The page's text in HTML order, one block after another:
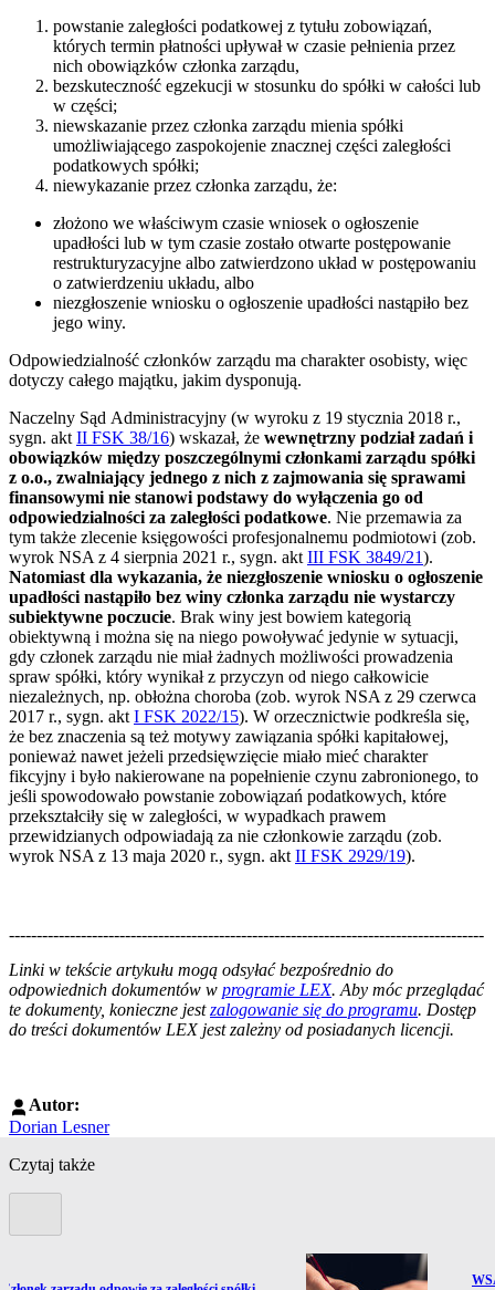
powstanie zaległości podatkowej z tytułu zobowiązań,
których termin płatności upływał w czasie pełnienia przez
nich obowiązków członka zarządu,
bezskuteczność egzekucji w stosunku do spółki w całości lub
w części;
niewskazanie przez członka zarządu mienia spółki
umożliwiającego zaspokojenie znacznej części zaległości
podatkowych spółki;
niewykazanie przez członka zarządu, że:
złożono we właściwym czasie wniosek o ogłoszenie
upadłości lub w tym czasie zostało otwarte postępowanie
restrukturyzacyjne albo zatwierdzono układ w postępowaniu
o zatwierdzeniu układu, albo
niezgłoszenie wniosku o ogłoszenie upadłości nastąpiło bez
jego winy.
Odpowiedzialność członków zarządu ma charakter osobisty, więc
dotyczy całego majątku, jakim dysponują.
Naczelny Sąd Administracyjny (w wyroku z 19 stycznia 2018 r.,
sygn. akt II FSK 38/16) wskazał, że wewnętrzny podział zadań i
obowiązków między poszczególnymi członkami zarządu spółki
z o.o., zwalniający jednego z nich z zajmowania się sprawami
finansowymi nie stanowi podstawy do wyłączenia go od
odpowiedzialności za zaległości podatkowe. Nie przemawia za
tym także zlecenie księgowości profesjonalnemu podmiotowi (zob.
wyrok NSA z 4 sierpnia 2021 r., sygn. akt III FSK 3849/21).
Natomiast dla wykazania, że niezgłoszenie wniosku o ogłoszenie
upadłości nastąpiło bez winy członka zarządu nie wystarczy
subiektywne poczucie. Brak winy jest bowiem kategorią
obiektywną i można się na niego powoływać jedynie w sytuacji,
gdy członek zarządu nie miał żadnych możliwości prowadzenia
spraw spółki, który wynikał z przyczyn od niego całkowicie
niezależnych, np. obłożna choroba (zob. wyrok NSA z 29 czerwca
2017 r., sygn. akt I FSK 2022/15). W orzecznictwie podkreśla się,
że bez znaczenia są też motywy zawiązania spółki kapitałowej,
ponieważ nawet jeżeli przedsięwzięcie miało mieć charakter
fikcyjny i było nakierowane na popełnienie czynu zabronionego, to
jeśli spowodowało powstanie zobowiązań podatkowych, które
przekształciły się w zaległości, w wypadkach prawem
przewidzianych odpowiadają za nie członkowie zarządu (zob.
wyrok NSA z 13 maja 2020 r., sygn. akt II FSK 2929/19).
--------------------------------------------------------------------------------------
Linki w tekście artykułu mogą odsyłać bezpośrednio do
odpowiednich dokumentów w programie LEX. Aby móc przeglądać
te dokumenty, konieczne jestzalogowanie się do programu. Dostęp
do treści dokumentów LEX jest zależny od posiadanych licencji.
Autor:
Dorian Lesner
Czytaj także